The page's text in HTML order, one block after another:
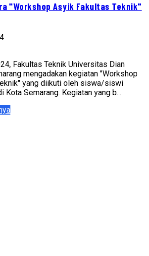
"Workshop Asyik Fakultas Teknik"
Fakultas Teknik Universitas Dian
mengadakan kegiatan "Workshop
yang diikuti oleh siswa/siswi
Semarang. Kegiatan yang b...